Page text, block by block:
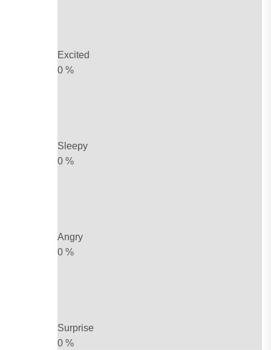
Excited
0 %
Sleepy
0 %
Angry
0 %
Surprise
0 %